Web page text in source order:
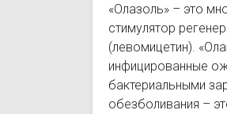
«Олазоль» – это
стимулятор
(левомицетин).
инфицированные
бактериальными
обезболивания –